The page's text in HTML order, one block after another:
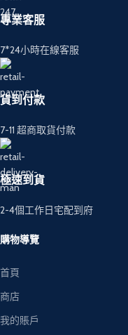
專業客服
7*24小時在線客服
貨到付款
7-11 超商取貨付款
極速到貨
2-4個工作日宅配到府
購物導覽
首頁
商店
我的賬戶